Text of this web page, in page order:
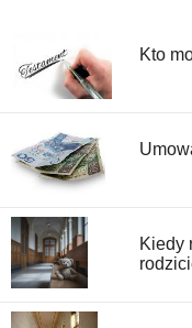
Kto
Kiedy